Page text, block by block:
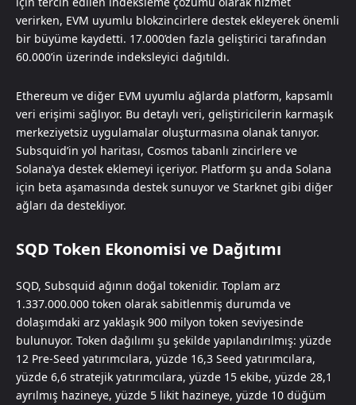
verirken, EVM uyumlu blokzincirlere destek ekleyerek önemli
bir büyüme kaydetti. 17.000’den fazla geliştirici tarafından
60.000’in üzerinde indeksleyici dağıtıldı.
Ethereum ve diğer EVM uyumlu ağlarda platform, kapsamlı
veri erişimi sağlıyor. Bu detaylı veri, geliştiricilerin karmaşık
merkeziyetsiz uygulamalar oluşturmasına olanak tanıyor.
Subsquid’in yol haritası, Cosmos tabanlı zincirlere ve
Solana’ya destek eklemeyi içeriyor. Platform şu anda Solana
için beta aşamasında destek sunuyor ve Starknet gibi diğer
ağları da destekliyor.
SQD Token Ekonomisi ve Dağıtımı
SQD, Subsquid ağının doğal tokenidir. Toplam arz
1.337.000.000 token olarak sabitlenmiş durumda ve
dolaşımdaki arz yaklaşık 900 milyon token seviyesinde
bulunuyor. Token dağılımı şu şekilde yapılandırılmış: yüzde
12 Pre-Seed yatırımcılara, yüzde 16,3 Seed yatırımcılara,
yüzde 6,6 stratejik yatırımcılara, yüzde 15 ekibe, yüzde 28,1
ayrılmış hazineye, yüzde 5 likit hazineye, yüzde 10 düğüm